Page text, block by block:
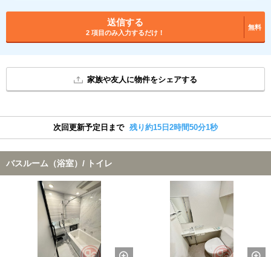
送信する
2 項目のみ入力するだけ！
無料
家族や友人に物件をシェアする
次回更新予定日まで 残り約15日2時間50分1秒
バスルーム（浴室）/ トイレ